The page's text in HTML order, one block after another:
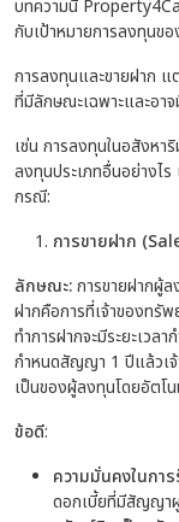
บทความนี้
กับเป้าหมายการลงทุนข
การลงทุนและขายฝาก แ
ที่มีลักษณะเฉพาะและอา
เช่น การลงทุนในอสังห
ลงทุนประเภทอื่นอย่างไร
กรณี:
การขายฝาก (
ลักษณะ:การขายฝากผู้
ฝากคือการที่เจ้าของทรั
ทำการฝากจะมีระยะเว
กำหนดสัญญา 1 ปีแล้วเจ้
เป็นของผู้ลงทุนโดยอัตโ
ข้อดี:
ความมั่นคงในกา
ดอกเบี้ยที่มีสัญญา